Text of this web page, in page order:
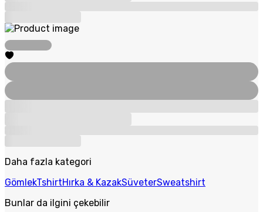
Daha fazla kategori
GömlekTshirtHırka & KazakSüveterSweatshirt
Bunlar da ilgini çekebilir